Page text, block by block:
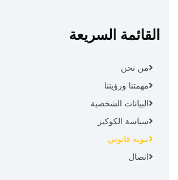
القائمة السريعة
من نحن
مهمتنا ورؤيتنا
البيانات الشخصية
سياسة الكوكيز
تنويه قانوني
اتصال